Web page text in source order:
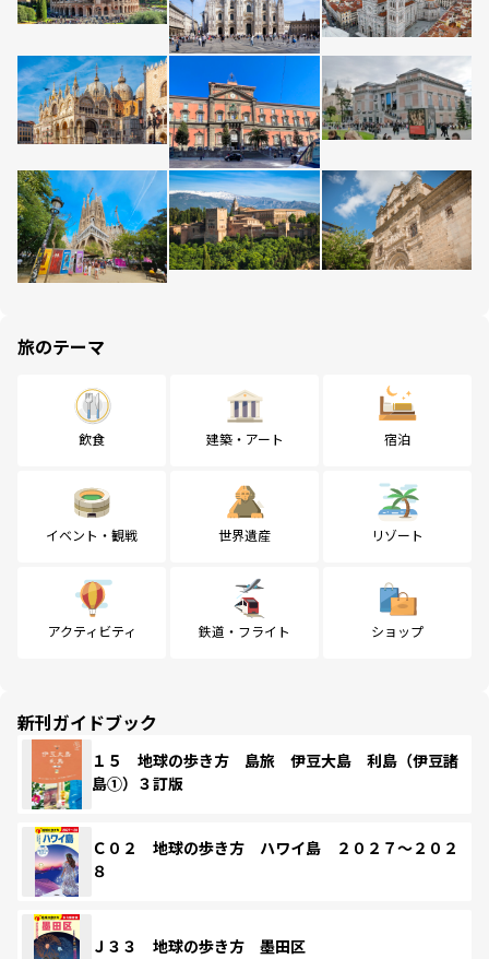
旅のテーマ
飲食 建築・アート 宿泊
イベント・観戦 世界遺産 リゾート
アクティビティ 鉄道・フライト ショップ
新刊ガイドブック
１５ 地球の歩き方 島旅 伊豆大島 利島（伊豆諸
島①）３訂版
Ｃ０２ 地球の歩き方 ハワイ島 ２０２７～２０２
８
Ｊ３３ 地球の歩き方 墨田区